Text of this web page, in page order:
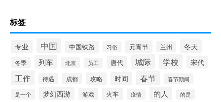
标签
专业 中国 中国铁路 习俗 元宵节 兰州 冬天
冬季 列车 北京 员工 唐代 城际 学校 宋代
工作 待遇 成都 攻略 时间 春节 春节期间
是一个 梦幻西游 游戏 火车 疫情 的人 的是